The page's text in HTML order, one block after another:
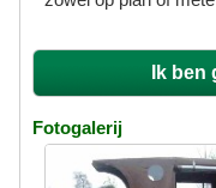
Ik
Fotogalerij